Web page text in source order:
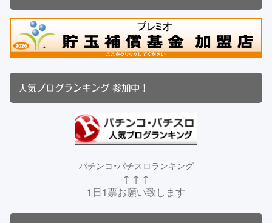
人気ブログランキング 参加中！
パチンコ・パチスロランキング
↑ ↑ ↑
1日1票お願い致します